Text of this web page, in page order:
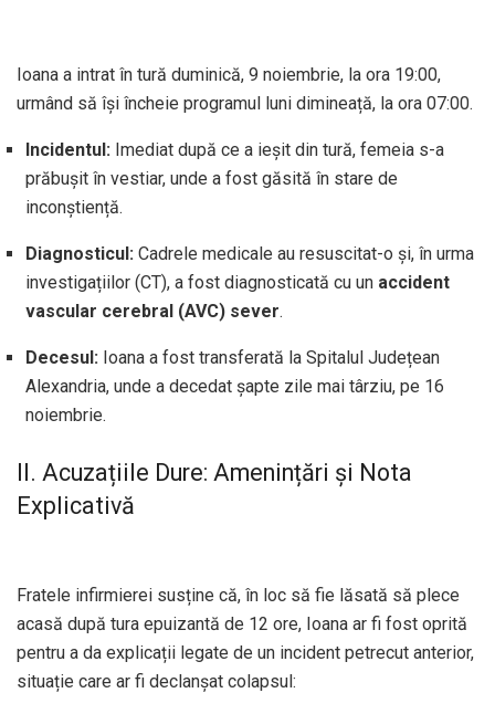
Ioana a intrat în tură duminică, 9 noiembrie, la ora 19:00,
urmând să își încheie programul luni dimineață, la ora 07:00.
Incidentul: Imediat după ce a ieșit din tură, femeia s-a
prăbușit în vestiar, unde a fost găsită în stare de
inconștiență.
Diagnosticul: Cadrele medicale au resuscitat-o și, în urma
investigațiilor (CT), a fost diagnosticată cu un accident
vascular cerebral (AVC) sever.
Decesul: Ioana a fost transferată la Spitalul Județean
Alexandria, unde a decedat șapte zile mai târziu, pe 16
noiembrie.
II. Acuzațiile Dure: Amenințări și Nota
Explicativă
Fratele infirmierei susține că, în loc să fie lăsată să plece
acasă după tura epuizantă de 12 ore, Ioana ar fi fost oprită
pentru a da explicații legate de un incident petrecut anterior,
situație care ar fi declanșat colapsul: